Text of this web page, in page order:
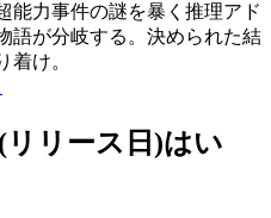
能力事件の謎を暴く推理アド
語が分岐する。決められた結
着け。
リリース日)はい